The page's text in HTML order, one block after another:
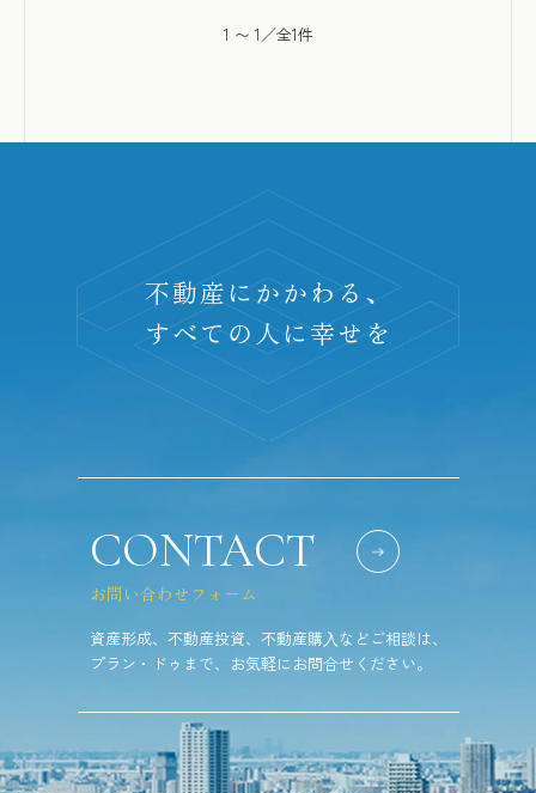
1 〜 1／全1件
CONTACT
お問い合わせフォーム
資産形成、不動産投資、不動産購⼊などご相談は、
プラン・ドゥまで、お気軽にお問合せください。
不動産にかかわる、
すべての人に幸せを